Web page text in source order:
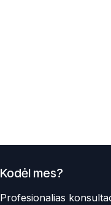
Kodėl mes?
Profesionalias